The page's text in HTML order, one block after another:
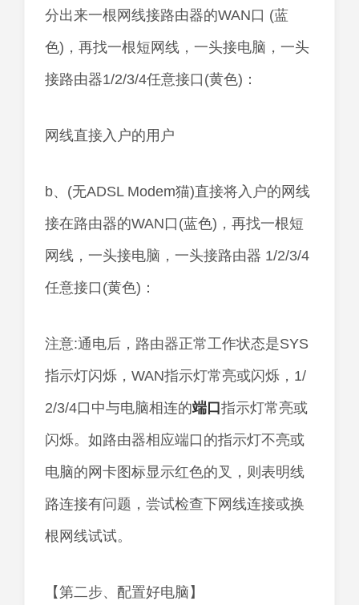
分出来一根网线接路由器的WAN口 (蓝
色)，再找一根短网线，一头接电脑，一头
接路由器1/2/3/4任意接口(黄色)：
网线直接入户的用户
b、(无ADSL Modem猫)直接将入户的网线
接在路由器的WAN口(蓝色)，再找一根短
网线，一头接电脑，一头接路由器 1/2/3/4
任意接口(黄色)：
注意:通电后，路由器正常工作状态是SYS
指示灯闪烁，WAN指示灯常亮或闪烁，1/
2/3/4口中与电脑相连的端口 指示灯常亮或
闪烁。如路由器相应端口的指示灯不亮或
电脑的网卡图标显示红色的叉，则表明线
路连接有问题，尝试检查下网线连接或换
根网线试试。
【第二步、配置好电脑】